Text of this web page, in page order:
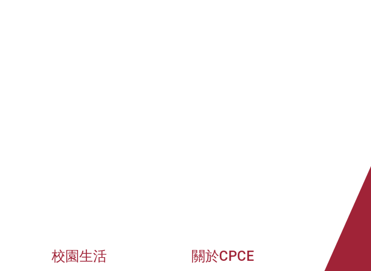
校園生活 關於CPCE